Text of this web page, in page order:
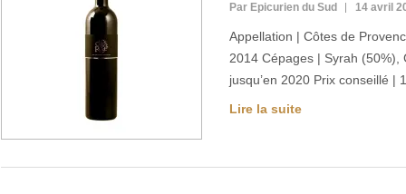
Par Epicurien du Sud 14 avril
Appellation | Côtes de
2014 Cépages | Syrah
jusqu’en 2020 Prix conseillé |
Lire la suite